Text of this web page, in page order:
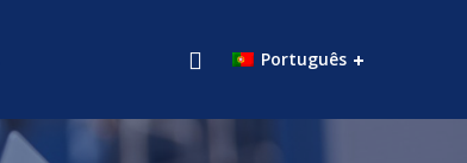
Português